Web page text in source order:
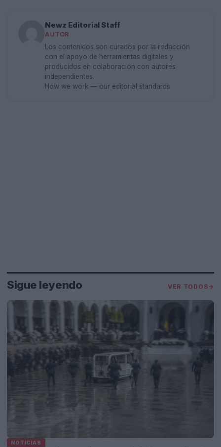
Newz Editorial Staff
AUTOR
Los contenidos son curados por la redacción
con el apoyo de herramientas digitales y
producidos en colaboración con autores
independientes.
How we work — our editorial standards
Sigue leyendo VER TODOS→
NOTICIAS